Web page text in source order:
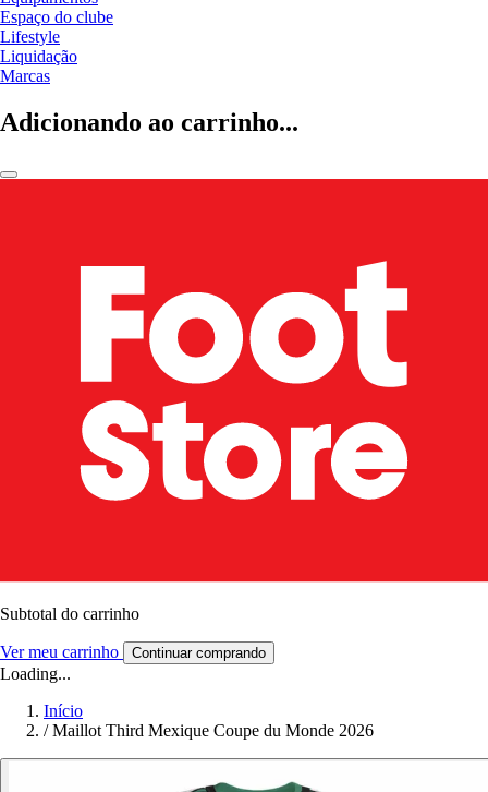
Espaço do clube
Lifestyle
Liquidação
Marcas
Adicionando ao carrinho...
Subtotal do carrinho
Ver meu carrinho Continuar comprando
Loading...
Início
/ Maillot Third Mexique Coupe du Monde 2026